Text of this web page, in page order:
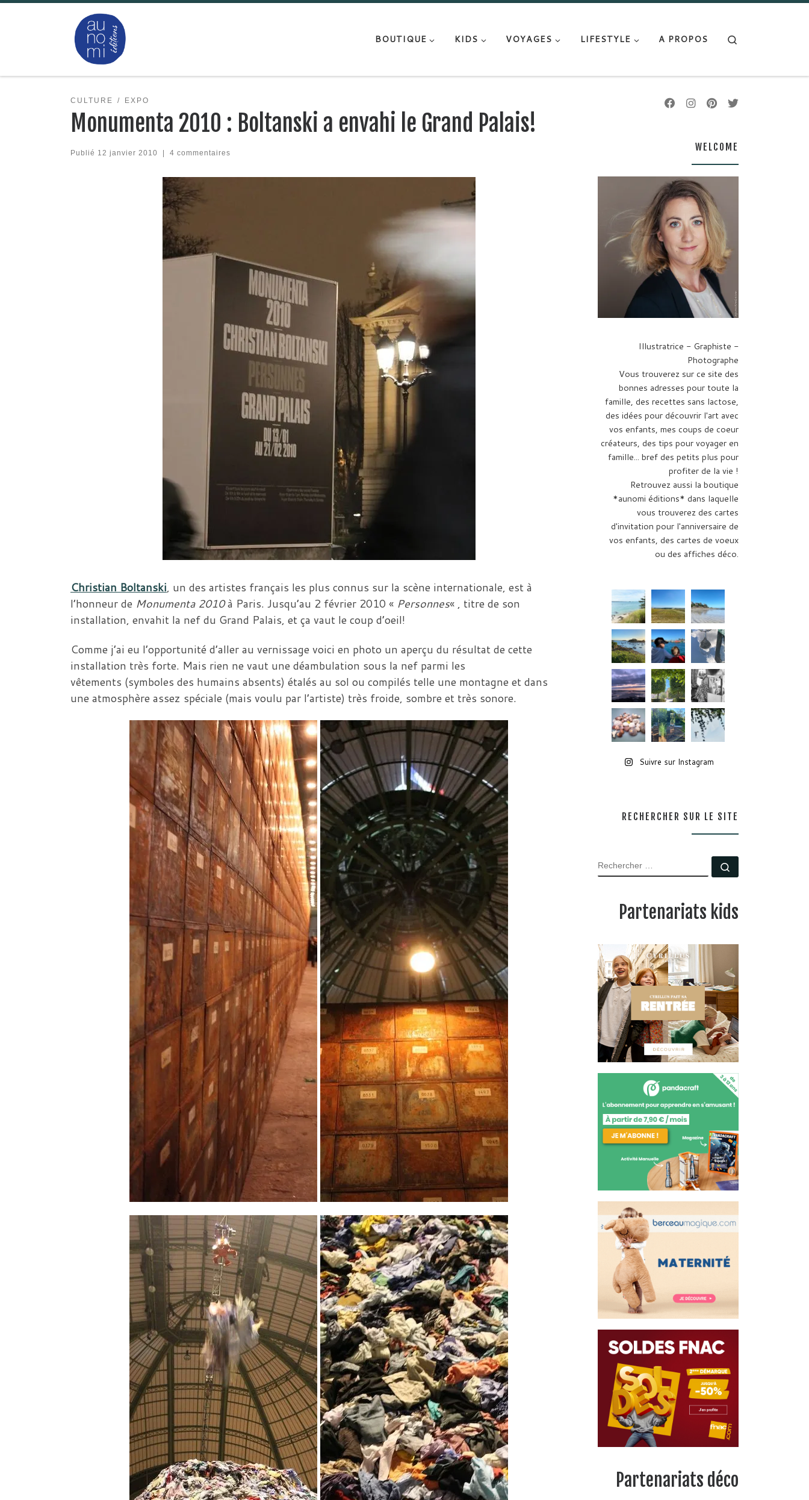
Passer au contenu
BOUTIQUE
KIDS VOYAGES LIFESTYLE A PROPOS
CULTURE EXPO
Monumenta 2010 : Boltanski a envahi le Grand Palais!
Publié 12 janvier 2010 4 commentaires
Christian Boltanski, un des artistes français les plus connus sur la scène internationale, est à
l’honneur de Monumenta 2010à Paris. Jusqu’au 2 février 2010 « Personnes« , titre de son
installation, envahit la nef du Grand Palais, et ça vaut le coup d’oeil!
Comme j’ai eu l’opportunité d’aller au vernissage voici en photo un aperçu du résultat de cette
installation très forte. Mais rien ne vaut une déambulation sous la nef parmi les
vêtements (symboles des humains absents) étalés au sol ou compilés telle une montagne et dans
une atmosphère assez spéciale (mais voulu par l’artiste) très froide, sombre et très sonore.
WELCOME
Illustratrice - Graphiste -
Photographe
Vous trouverez sur ce site des
bonnes adresses pour toute la
famille, des recettes sans lactose,
des idées pour découvrir l'art avec
vos enfants, mes coups de coeur
créateurs, des tips pour voyager en
famille... bref des petits plus pour
profiter de la vie !
Retrouvez aussi la boutique
*aunomi éditions* dans laquelle
vous trouverez des cartes
d'invitation pour l'anniversaire de
vos enfants, des cartes de voeux
ou des affiches déco.
Suivre sur Instagram
RECHERCHER SUR LE SITE
RECHERCHER
Partenariats kids
Partenariats déco